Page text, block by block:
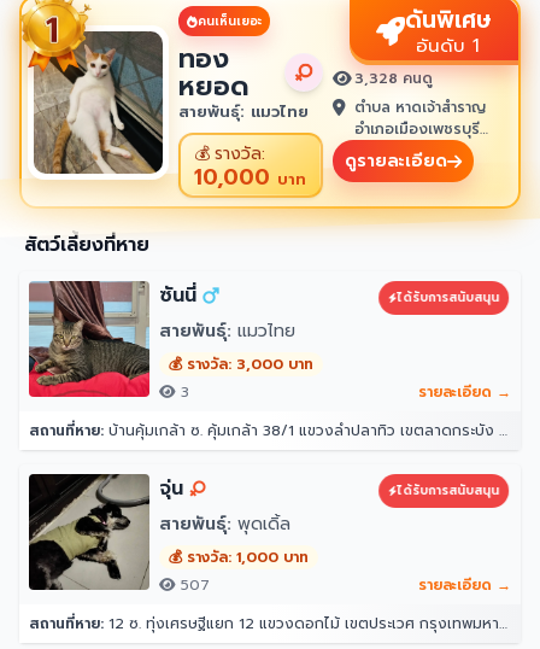
คนเห็นเยอะ
ทอง
หยอด
สายพันธุ์: แมวไทย
💰รางวัล:
10,000 บาท
ดันพิเศษ
อันดับ 1
3,328 คนดู
ตำบล หาดเจ้าสำราญ
อำเภอเมืองเพชรบุรี
เพชรบุรี 76100
ดูรายละเอียด
สัตว์เลี้ยงที่หาย
ซันนี่
ได้รับการสนับสนุน
สายพันธุ์: แมวไทย
💰 รางวัล: 3,000 บาท
3
รายละเอียด →
สถานที่หาย: บ้านคุ้มเกล้า ซ. คุ้มเกล้า 38/1 แขวงลำปลาทิว เขตลาดกระบัง กรุงเทพมหานคร 10520
จุ่น ได้รับการสนับสนุน
สายพันธุ์: พุดเดิ้ล
💰 รางวัล: 1,000 บาท
507
รายละเอียด →
สถานที่หาย: 12 ซ. ทุ่งเศรษฐีแยก 12 แขวงดอกไม้ เขตประเวศ กรุงเทพมหานคร 10250